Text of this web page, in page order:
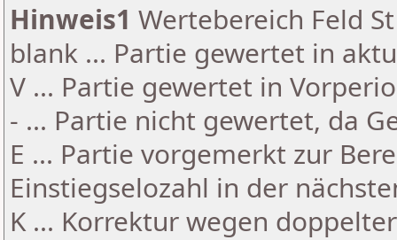
Hinweis1 Wertebereich Feld
blank ... Partie gewertet in
V ... Partie gewertet in
- ... Partie nicht gewertet, da
E ... Partie vorgemerkt zur
Einstiegselozahl in der
K ... Korrektur wegen